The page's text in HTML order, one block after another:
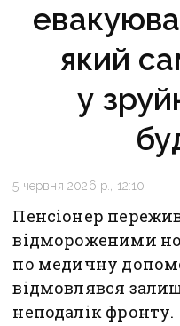
який
у
5 червня 2026 р., 12:10
Пенсіонер
відмороженими
по медичну
відмовлявся
неподалік фронту.